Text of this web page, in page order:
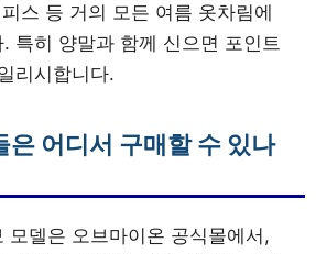
스 등 거의 모든 여름 옷차림에
특히 양말과 함께 신으면 포인트
리시합니다.
은 어디서 구매할 수 있나
모델은 오브마이온 공식몰에서,